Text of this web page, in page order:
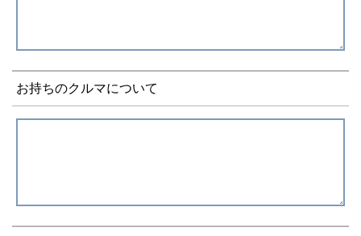
お持ちのクルマについて